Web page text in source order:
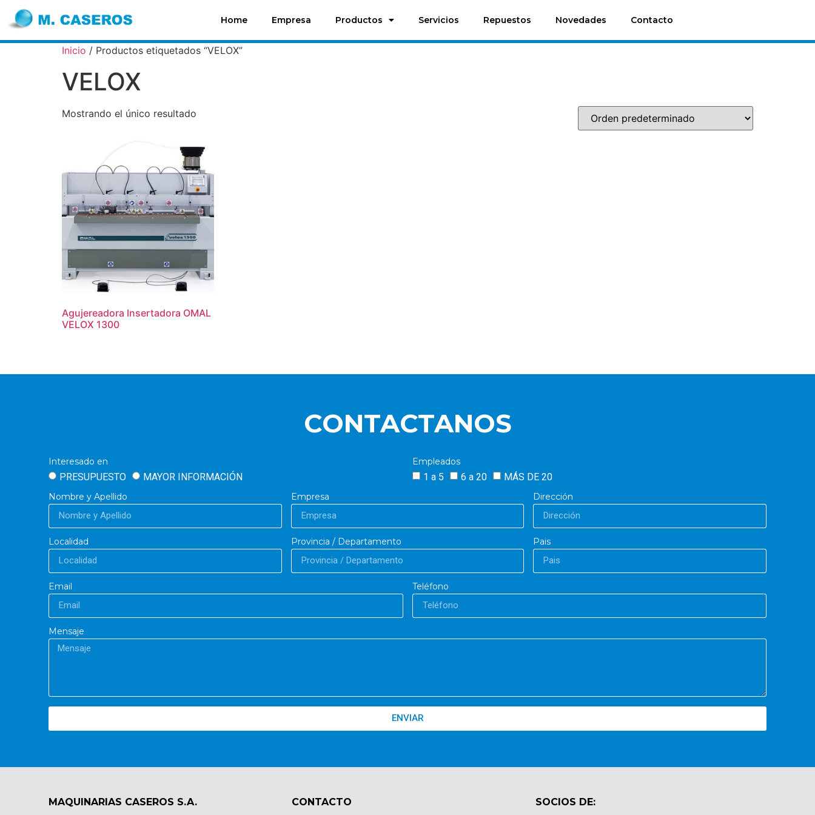
Home Empresa Productos Servicios Repuestos Novedades Contacto
Inicio / Productos etiquetados “VELOX”
VELOX
Mostrando el único resultado
Agujereadora Insertadora OMAL
VELOX 1300
CONTACTANOS
Interesado en
PRESUPUESTO MAYOR INFORMACIÓN
Empleados
1 a 5 6 a 20 MÁS DE 20
Nombre y Apellido Empresa Dirección
Localidad Provincia / Departamento Pais
Email Teléfono
Mensaje
ENVIAR
MAQUINARIAS CASEROS S.A. CONTACTO​ SOCIOS DE: